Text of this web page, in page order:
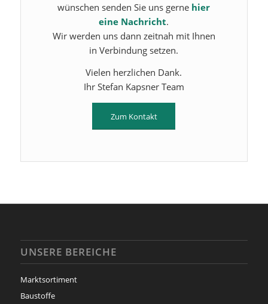
wünschen senden Sie uns gerne hier
eine Nachricht.
Wir werden uns dann zeitnah mit Ihnen
in Verbindung setzen.
Vielen herzlichen Dank.
Ihr Stefan Kapsner Team
Zum Kontakt
UNSERE BEREICHE
Marktsortiment
Baustoffe